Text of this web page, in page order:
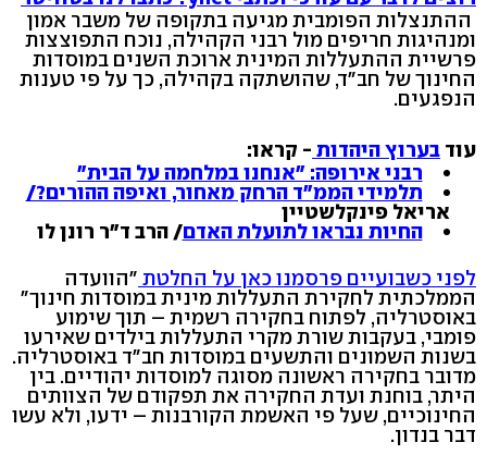
ההתנצלות הפומבית מגיעה בתקופה של משבר אמון
ומנהיגות חריפים מול רבני הקהילה, נוכח התפוצצות
פרשיית ההתעללות המינית ארוכת השנים במוסדות
החינוך של חב"ד, שהושתקה בקהילה, כך על פי טענות
הנפגעים.
עוד בערוץ היהדות - קראו:
רבני אירופה: "אנחנו במלחמה על הבית"
תלמידי הממ"ד הרחק מאחור, ואיפה ההורים?/
אריאל פינקלשטיין
החיות נבראו לתועלת האדם/ הרב ד"ר רונן לו
לפני כשבועיים פרסמנו כאן על החלטת "הוועדה
הממלכתית לחקירת התעללות מינית במוסדות חינוך"
באוסטרליה, לפתוח בחקירה רשמית – תוך שימוע
פומבי, בעקבות שורת מקרי התעללות בילדים שאירעו
בשנות השמונים והתשעים במוסדות חב"ד באוסטרליה.
מדובר בחקירה ראשונה מסוגה למוסדות יהודיים. בין
היתר, בוחנת ועדת החקירה את תפקודם של הצוותים
החינוכיים, שעל פי האשמת הקורבנות – ידעו, ולא עשו
דבר בנדון.